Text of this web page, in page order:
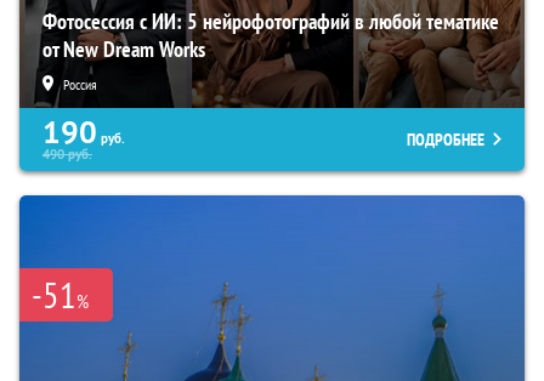
Фотосессия с ИИ: 5 нейрофотографий в любой тематике
от New Dream Works
Россия
190 руб.
490руб.
ПОДРОБНЕЕ
-51%